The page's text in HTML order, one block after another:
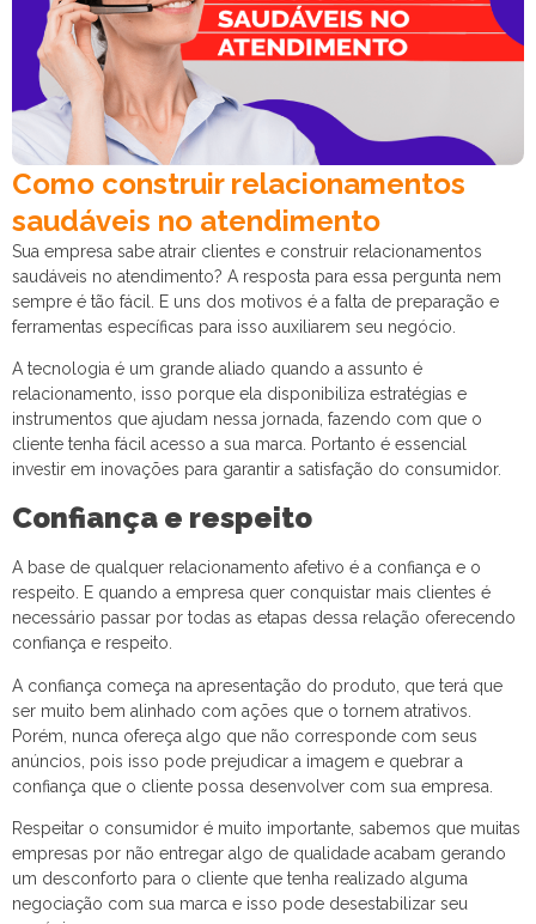
Como construir relacionamentos
saudáveis no atendimento
Sua empresa sabe atrair clientes e construir relacionamentos
saudáveis no atendimento? A resposta para essa pergunta nem
sempre é tão fácil. E uns dos motivos é a falta de preparação e
ferramentas específicas para isso auxiliarem seu negócio.
A tecnologia é um grande aliado quando a assunto é
relacionamento, isso porque ela disponibiliza estratégias e
instrumentos que ajudam nessa jornada, fazendo com que o
cliente tenha fácil acesso a sua marca. Portanto é essencial
investir em inovações para garantir a satisfação do consumidor.
Confiança e respeito
A base de qualquer relacionamento afetivo é a confiança e o
respeito. E quando a empresa quer conquistar mais clientes é
necessário passar por todas as etapas dessa relação oferecendo
confiança e respeito.
A confiança começa na apresentação do produto, que terá que
ser muito bem alinhado com ações que o tornem atrativos.
Porém, nunca ofereça algo que não corresponde com seus
anúncios, pois isso pode prejudicar a imagem e quebrar a
confiança que o cliente possa desenvolver com sua empresa.
Respeitar o consumidor é muito importante, sabemos que muitas
empresas por não entregar algo de qualidade acabam gerando
um desconforto para o cliente que tenha realizado alguma
negociação com sua marca e isso pode desestabilizar seu